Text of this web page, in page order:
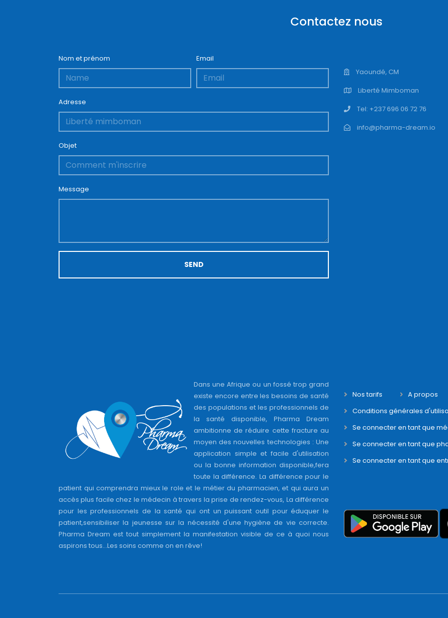
Contactez nous
Nom et prénom Email
Adresse
Objet
Message
SEND
Yaoundé, CM
Liberté Mimboman
Tel: +237 696 06 72 76
info@pharma-dream.io
Dans une Afrique ou un fossé trop grand
existe encore entre les besoins de santé
des populations et les professionnels de
la santé disponible, Pharma Dream
ambitionne de réduire cette fracture au
moyen des nouvelles technologies : Une
application simple et facile d'utilisation
ou la bonne information disponible,fera
toute la différence. La différence pour le
patient qui comprendra mieux le role et le métier du pharmacien, et qui aura un
accès plus facile chez le médecin à travers la prise de rendez-vous, La différence
pour les professionnels de la santé qui ont un puissant outil pour éduquer le
patient,sensibiliser la jeunesse sur la nécessité d'une hygiène de vie correcte.
Pharma Dream est tout simplement la manifestation visible de ce à quoi nous
aspirons tous...Les soins comme on en rêve!
Nos tarifs A propos
Conditions générales
Se connecter en tant que
Se connecter en tant que
Se connecter en tant que